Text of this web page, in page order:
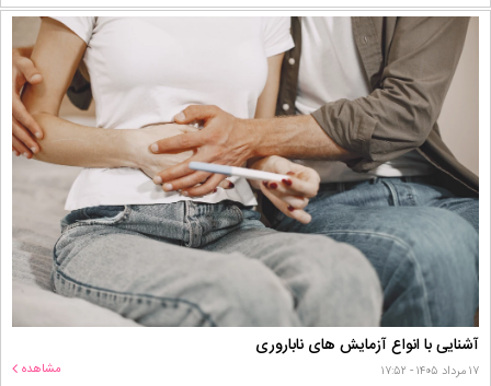
آشنایی با انواع آزمایش های ناباروری
۱۷ مرداد ۱۴۰۵ - ۱۷:۵۲ مشاهده